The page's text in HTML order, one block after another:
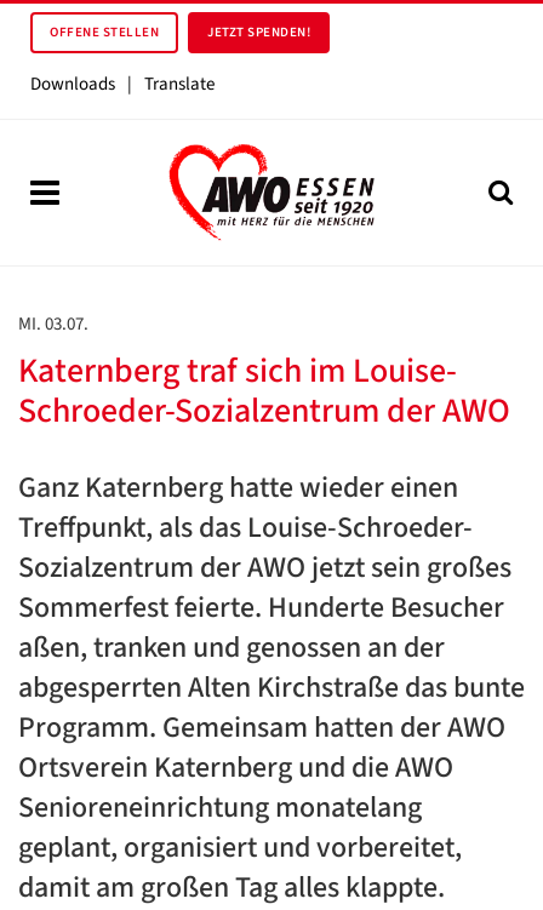
OFFENE STELLEN JETZT SPENDEN!
Downloads | Translate
MI. 03.07.
Katernberg traf sich im Louise-
Schroeder-Sozialzentrum der AWO
Ganz Katernberg hatte wieder einen
Treffpunkt, als das Louise-Schroeder-
Sozialzentrum der AWO jetzt sein großes
Sommerfest feierte. Hunderte Besucher
aßen, tranken und genossen an der
abgesperrten Alten Kirchstraße das bunte
Programm. Gemeinsam hatten der AWO
Ortsverein Katernberg und die AWO
Senioreneinrichtung monatelang
geplant, organisiert und vorbereitet,
damit am großen Tag alles klappte.